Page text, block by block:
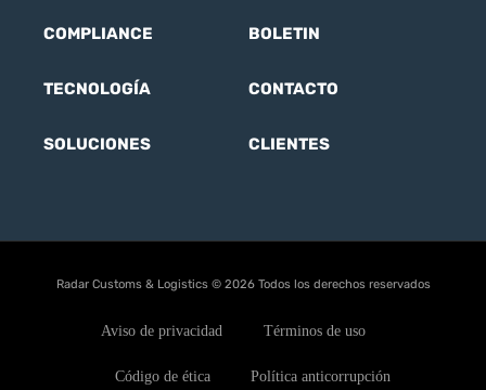
COMPLIANCE
TECNOLOGÍA
SOLUCIONES
BOLETIN
CONTACTO
CLIENTES
Radar Customs & Logistics © 2026 Todos los derechos reservados
Aviso de privacidad Términos de uso
Código de ética Política anticorrupción